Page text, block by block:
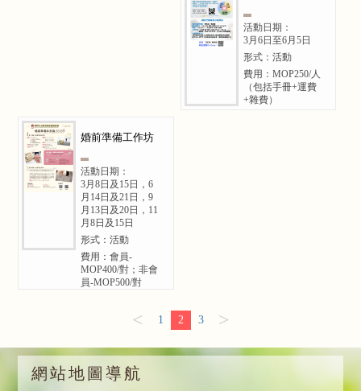
活動日期：
3月6日至6月5日
形式：活動
費用：MOP250/人
（包括手冊+運費
+雜費）
婚前準備工作坊
活動日期：
3月8日及15日，6
月14日及21日，9
月13日及20日，11
月8日及15日
形式：活動
費用：會員-
MOP400/對；非會
員-MOP500/對
< 1 2 3 >
網站地圖導航